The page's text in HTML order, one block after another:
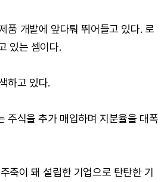
품 개발에 앞다퉈 뛰어들고 있다. 로
있는 셈이다.
하고 있다.
주식을 추가 매입하며 지분율을 대폭
축이 돼 설립한 기업으로 탄탄한 기